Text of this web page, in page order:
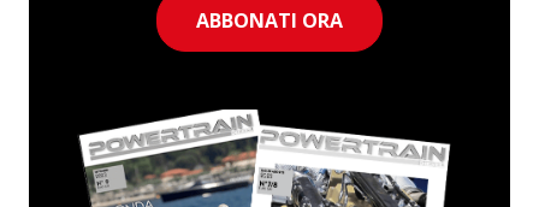
ABBONATI ORA